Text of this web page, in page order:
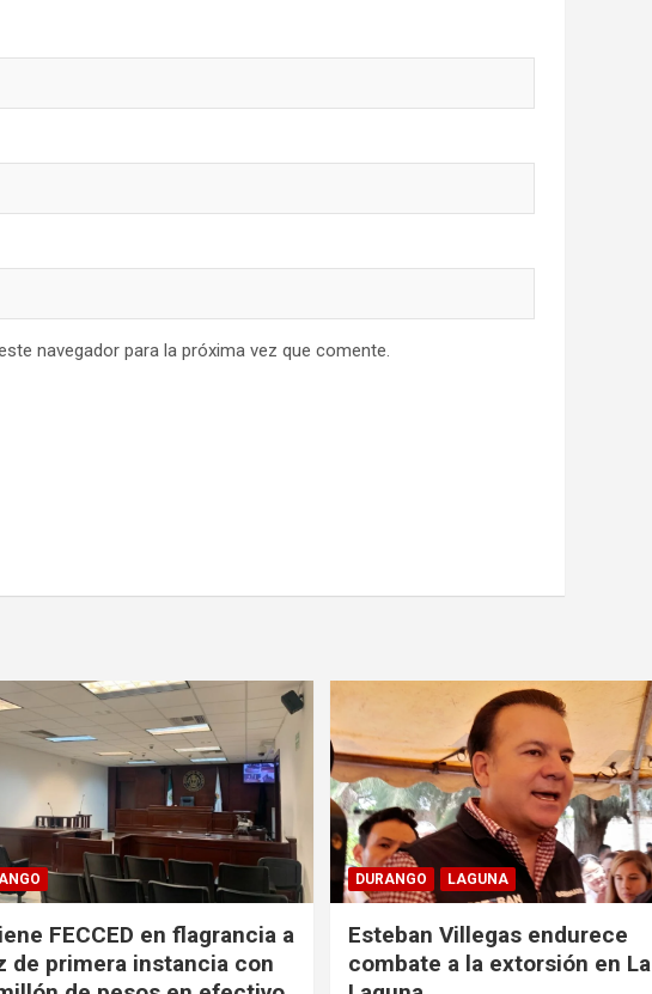
navegador para la próxima vez que comente.
FECCED en flagrancia a
de primera instancia con
DURANGO LAGUNA
Esteban Villegas endurece
combate a la extorsión en La